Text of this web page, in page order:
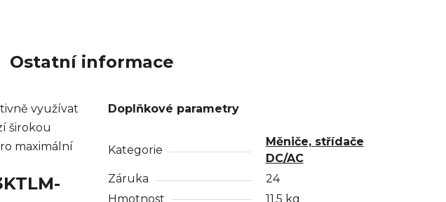
Ostatní informace
využívat
širokou
maximální
Doplňkové parametry
Kategorie
Měniče, střídače
DC/AC
Záruka
24
Hmotnost
11.5 kg